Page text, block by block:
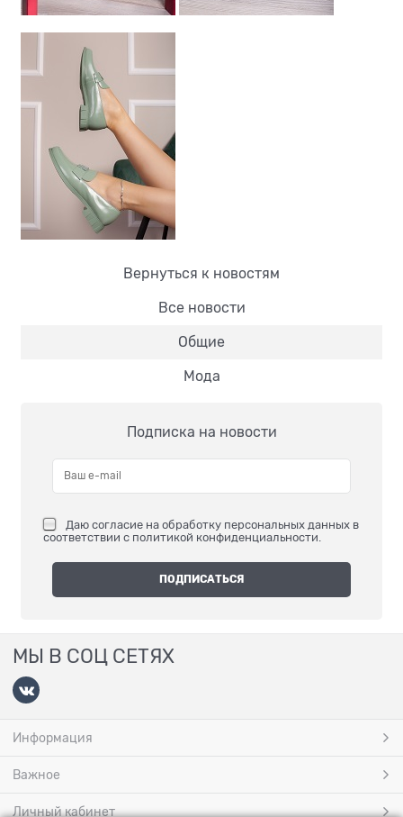
Вернуться к новостям
Все новости
Общие
Мода
Подписка на новости
Даю согласие на обработку персональных данных в
соответствии с политикой конфиденциальности.
МЫ В СОЦ СЕТЯХ
Информация
Важное
Личный кабинет